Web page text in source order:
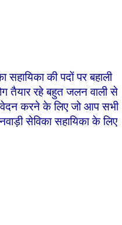
की पदों पर बहाली
तैयार रहे बहुत जलन वाली से
करने के लिए जो आप सभी
सेविका सहायिका के लिए